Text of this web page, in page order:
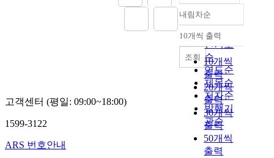
정확도
순
인기도
순
연도순
제목순
저자순
발행기
관순
내림차순
내림차순
10개씩 출력
10개씩
출력
20개씩
출력
30개씩
출력
50개씩
출력
조회
고객센터 (평일: 09:00~18:00)
1599-3122
ARS 번호안내